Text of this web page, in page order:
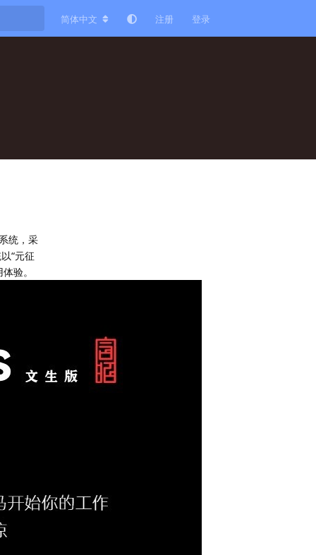
简体中文 注册 登录
统，采
“元征
验。